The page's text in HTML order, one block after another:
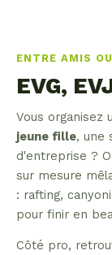
ENTRE AMIS
EVG,
Vous organisez
jeune fille, une
d'entreprise ?
sur mesure
: rafting,
pour finir en
Côté pro,